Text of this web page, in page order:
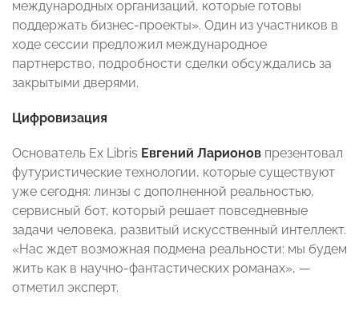
международных организаций, которые готовы
поддержать бизнес-проекты». Один из участников в
ходе сессии предложил международное
партнерство, подробности сделки обсуждались за
закрытыми дверями.
Цифровизация
Основатель Ex Libris Евгений Ларионов презентовал
футуристические технологии, которые существуют
уже сегодня: линзы с дополненной реальностью,
сервисный бот, который решает повседневные
задачи человека, развитый искусственный интеллект.
«Нас ждет возможная подмена реальности: мы будем
жить как в научно-фантастических романах», —
отметил эксперт.